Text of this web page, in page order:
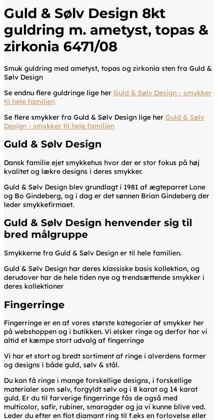
Guld & Sølv Design 8kt
guldring m. ametyst, topas &
zirkonia 6471/08
Smuk guldring med ametyst, topas og zirkonia sten fra Guld &
Sølv Design
Se endnu flere guldringe lige her Guld & Sølv Design - smykker
til hele familien
Se flere smykker fra Guld & Sølv Design lige her Guld & Sølv
Design - smykker til hele familien
Guld & Sølv Design
Dansk familie ejet smykkehus hvor der er stor fokus på høj
kvalitet og lækre designs i deres smykker.
Guld & Sølv Design blev grundlagt i 1981 af ægteparret Lone
og Bo Gindeberg, og i dag er det sønnen Brian Gindeberg der
leder smykkefirmaet.
Guld & Sølv Design henvender sig til
bred målgruppe
Smykkerne fra Guld & Sølv Design er til hele familien.
Guld & Sølv Design har deres klassiske basis kollektion, og
derudover har de hele tiden nye og trendsættende smykker i
deres kollektioner
Fingerringe
Fingerringe er en af vores største kategorier af smykker her
på webshoppen og i butikken. Vi elsker ringe og derfor har vi
altid et kæmpe stort udvalg af fingerringe
Vi har et stort og bredt sortiment af ringe i alverdens former
og designs i både guld, sølv & stål.
Du kan få ringe i mange forskellige designs, i forskellige
materialer som sølv, forgyldt sølv og i 8 karat og 14 karat
guld. Er du til farverige fingerringe fås de også med
multicolor, safir, rubiner, smaragder og ja vi kunne blive ved.
Leder du efter en flot diamant ring til f.eks en forlovelse eller